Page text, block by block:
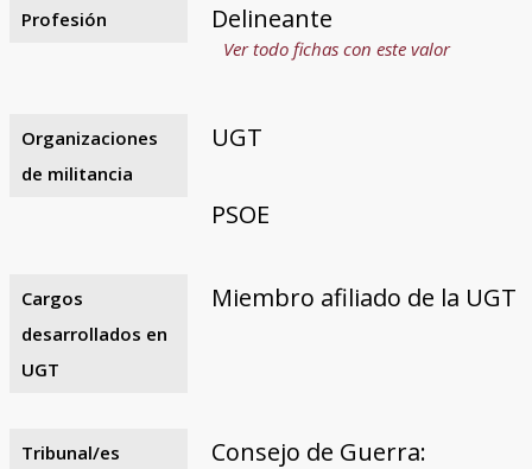
Profesión Delineante
Ver todo fichas con este valor
Organizaciones
de militancia
UGT
PSOE
Cargos
desarrollados en
UGT
Miembro afiliado de la UGT
Tribunal/es
Consejo de Guerra: